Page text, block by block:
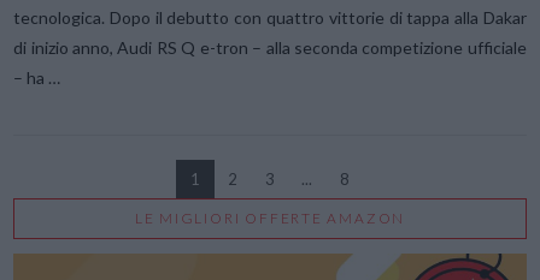
tecnologica. Dopo il debutto con quattro vittorie di tappa alla Dakar
di inizio anno, Audi RS Q e-tron – alla seconda competizione ufficiale
– ha …
1 2 3 ... 8
LE MIGLIORI OFFERTE AMAZON